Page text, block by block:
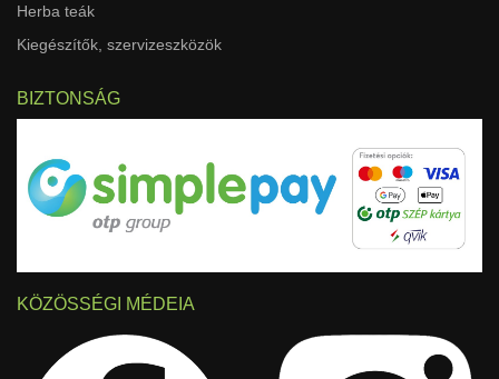
Herba teák
Kiegészítők, szervizeszközök
BIZTONSÁG
KÖZÖSSÉGI MÉDEIA